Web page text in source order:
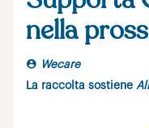
nella
Wecare
La raccolta sostiene